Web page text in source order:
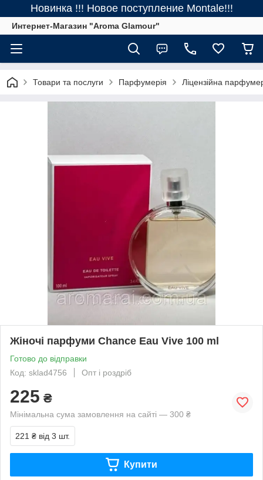
Новинка !!! Новое поступление Montale!!!
Интернет-Магазин "Aroma Glamour"
Товари та послуги Парфумерія Ліцензійна
Жіночі парфуми Chance Eau Vive 100 ml
Готово до відправки
Код: sklad4756
Опт і роздріб
225 ₴
Мінімальна сума замовлення на сайті — 300 ₴
221 ₴ від 3 шт.
Купити